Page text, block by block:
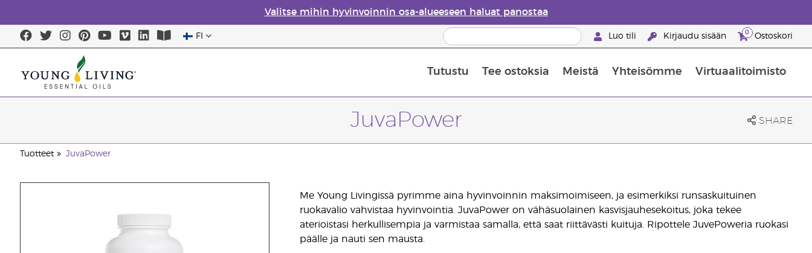
Valitse mihin hyvinvoinnin osa-alueeseen haluat panostaa
FI Luo tili Kirjaudu sisään 0 Ostoskori
Tutustu Tee ostoksia Meistä Yhteisömme Virtuaalitoimisto
JuvaPower SHARE
Tuotteet JuvaPower
Me Young Livingissä pyrimme aina hyvinvoinnin maksimoimiseen, ja esimerkiksi runsaskuituinen
ruokavalio vahvistaa hyvinvointia. JuvaPower on vähäsuolainen kasvisjauhesekoitus, joka tekee
aterioistasi herkullisempia ja varmistaa samalla, että saat riittävästi kuituja. Ripottele JuvePoweria ruokasi
päälle ja nauti sen mausta.